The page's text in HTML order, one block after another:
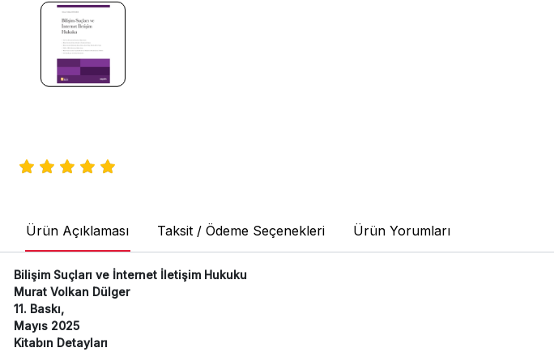
Ürün Açıklaması Taksit / Ödeme Seçenekleri Ürün Yorumları
Bilişim Suçları ve İnternet İletişim Hukuku
Murat Volkan Dülger
11. Baskı,
Mayıs 2025
Kitabın Detayları